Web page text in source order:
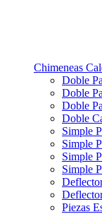
Chimeneas
Doble
Doble
Doble
Doble
Simple
Simple
Simple
Simple
Piezas